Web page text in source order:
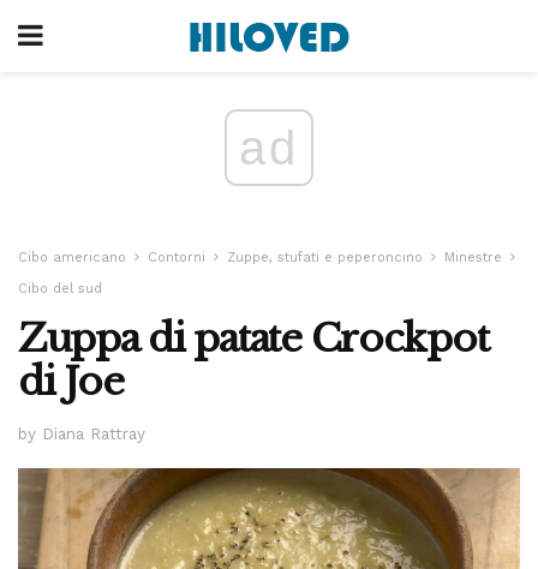
ad
Cibo americano Contorni Zuppe, stufati e peperoncino
Minestre
Cibo del sud
Zuppa di patate Crockpot
di Joe
by Diana Rattray